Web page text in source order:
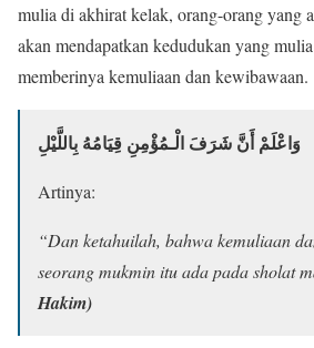
mulia di akhirat kelak, orang-orang yang
akan mendapatkan kedudukan yang
memberinya kemuliaan dan kewibawaan.
وَاعْلَمْ أَنَّ شَرَفَ الْـمُؤْمِنِ قِيَامُهُ بِاللَّيْلِ
Artinya:
“Dan ketahuilah, bahwa kemuliaan
seorang mukmin itu ada pada sholat
Hakim)